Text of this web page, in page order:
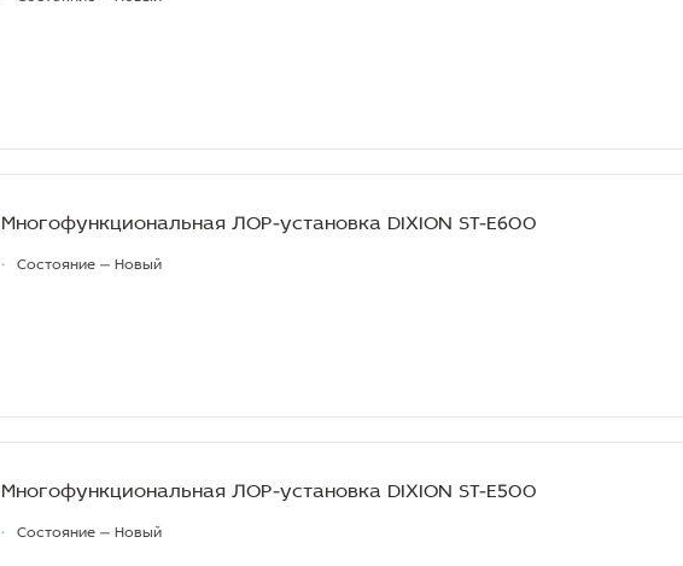
Многофункциональная ЛОР-установка DIXION ST-E600
• Состояние — Новый
Многофункциональная ЛОР-установка DIXION ST-E500
• Состояние — Новый